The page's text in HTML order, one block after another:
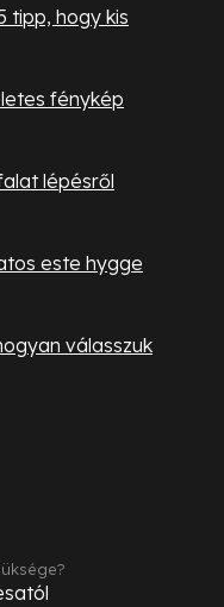
tipp, hogy kis
fénykép
lépésről
este hygge
válasszuk